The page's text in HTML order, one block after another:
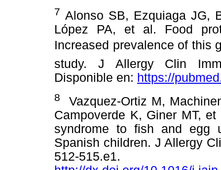
7 Alonso SB, Ezquiaga JG,
López PA, et al. Food
Increased prevalence of this
study. J Allergy Clin
Disponible en: https://
8
Vazquez-Ortiz M,
Campoverde K, Giner MT,
syndrome to fish and egg
Spanish children. J Allergy
512-